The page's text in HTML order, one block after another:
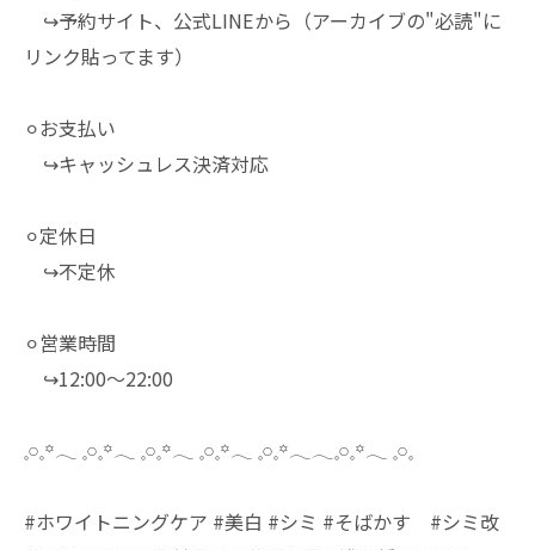
↪︎予約サイト、公式LINEから（アーカイブの"必読"に
リンク貼ってます）
⚪︎お支払い
↪︎キャッシュレス決済対応
⚪︎定休日
↪︎不定休
⚪︎営業時間
↪︎12:00～22:00
𓈒𓏸𓈒꙳𓂃 𓈒𓏸𓈒꙳𓂃 𓈒𓏸𓈒꙳𓂃 𓈒𓏸𓈒꙳𓂃 𓈒𓏸𓈒꙳𓂃𓂃𓈒𓏸𓈒꙳𓂃 𓈒𓏸𓈒
#ホワイトニングケア #美白 #シミ #そばかす #シミ改